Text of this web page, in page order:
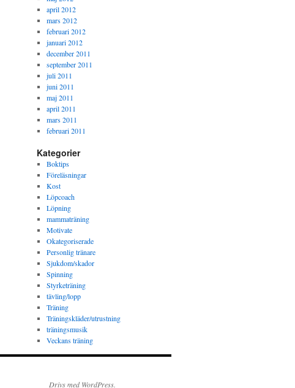
april 2012
mars 2012
februari 2012
januari 2012
december 2011
september 2011
juli 2011
juni 2011
maj 2011
april 2011
mars 2011
februari 2011
Kategorier
Boktips
Föreläsningar
Kost
Löpcoach
Löpning
mammaträning
Motivate
Okategoriserade
Personlig tränare
Sjukdom/skador
Spinning
Styrketräning
tävling/lopp
Träning
Träningskläder/utrustning
träningsmusik
Veckans träning
Drivs med WordPress.